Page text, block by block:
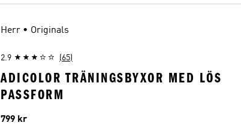
Herr • Originals
2.9 (65)
ADICOLOR TRÄNINGSBYXOR MED LÖS
PASSFORM
Pris
799 kr